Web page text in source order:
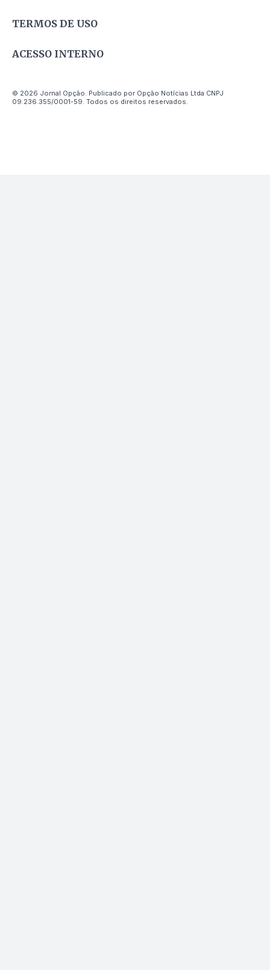
TERMOS DE USO
ACESSO INTERNO
© 2026 Jornal Opção. Publicado por Opção Notícias Ltda CNPJ
09.236.355/0001-59. Todos os direitos reservados.